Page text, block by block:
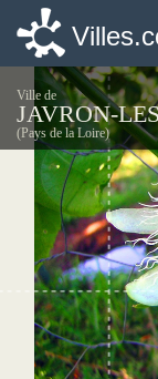
Ville de
JAVRON-
(Pays de la Loire)